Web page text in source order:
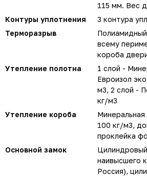
115 мм. Вес
Контуры уплотнения
3 контура
Терморазрыв
всему
короба
Утепление полотна
1 слой -
Евроизол
м3, 2 слой -
кг/м3
Утепление короба
Минеральная
100 кг/м3,
проклейка
Основной замок
наивысшего
Россия),